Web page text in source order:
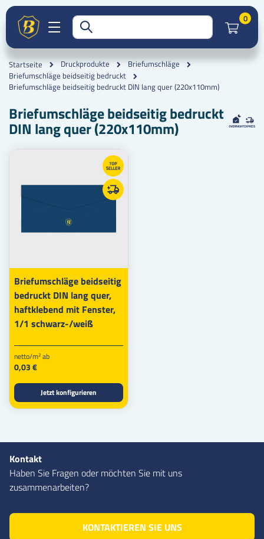
0
Startseite Druckprodukte
Briefumschläge
Briefumschläge beidseitig bedruckt
Briefumschläge beidseitig bedruckt DIN lang quer (220x110mm)
Briefumschläge beidseitig bedruckt
DIN lang quer (220x110mm)
Briefumschläge beidseitig
bedruckt DIN lang quer,
haftklebend mit Fenster,
1/1 schwarz-/weiß
netto/m2 ab
0,03 €
Jetzt konfigurieren
Kontakt
Haben Sie Fragen oder möchten Sie mit uns
zusammenarbeiten?
KONTAKTIEREN SIE UNS